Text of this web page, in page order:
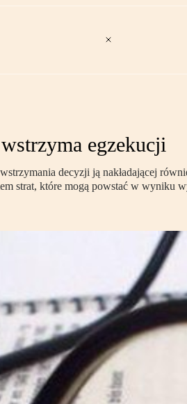
egzekucji
decyzji ją nakładającej
strat, które mogą powstać w wyniku